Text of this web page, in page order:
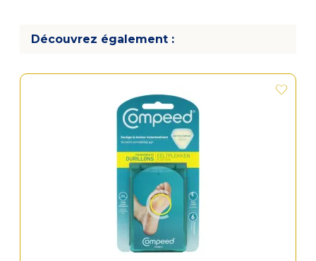
Découvrez également :